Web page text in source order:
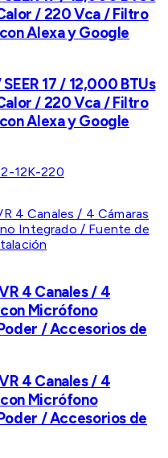
/ 220 Vca / Filtro
Alexa y Google
17 / 12,000 BTUs
/ 220 Vca / Filtro
Alexa y Google
12K-220
4 Canales / 4
Micrófono
/ Accesorios de
4 Canales / 4
Micrófono
/ Accesorios de